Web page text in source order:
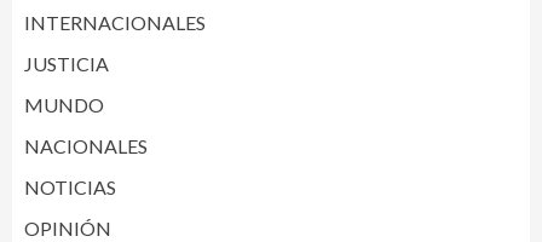
INTERNACIONALES
JUSTICIA
MUNDO
NACIONALES
NOTICIAS
OPINIÓN